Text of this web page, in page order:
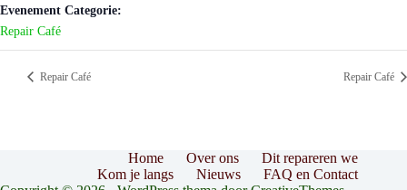
Evenement Categorie:
Repair Café
Repair Café Repair Café
Home Over ons
Dit repareren we
Kom je langs
Nieuws
FAQ en Contact